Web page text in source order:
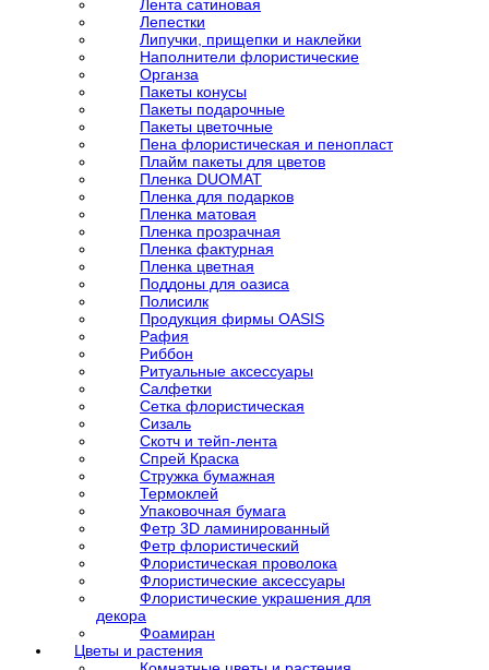
Лента сатиновая
Лепестки
Липучки, прищепки и наклейки
Наполнители флористические
Органза
Пакеты конусы
Пакеты подарочные
Пакеты цветочные
Пена флористическая и пенопласт
Плайм пакеты для цветов
Пленка DUOMAT
Пленка для подарков
Пленка матовая
Пленка прозрачная
Пленка фактурная
Пленка цветная
Поддоны для оазиса
Полисилк
Продукция фирмы OASIS
Рафия
Риббон
Ритуальные аксессуары
Салфетки
Сетка флористическая
Сизаль
Скотч и тейп-лента
Спрей Краска
Стружка бумажная
Термоклей
Упаковочная бумага
Фетр 3D ламинированный
Фетр флористический
Флористическая проволока
Флористические аксессуары
Флористические украшения для
декора
Фоамиран
Цветы и растения